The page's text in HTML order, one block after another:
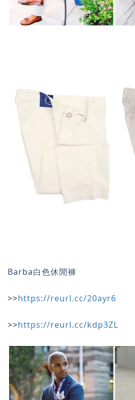
Barba白色休閒褲
>>https://reurl.cc/20ayr6
>>https://reurl.cc/kdp3ZL